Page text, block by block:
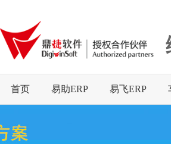
首页 易助ERP 易飞ERP